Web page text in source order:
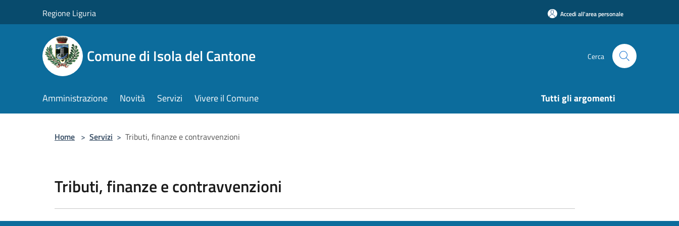
Regione Liguria Accedi all'area personale
Comune di Isola del Cantone Cerca
Amministrazione Novità Servizi Vivere il Comune Tutti gli argomenti
Home > Servizi > Tributi, finanze e contravvenzioni
Tributi, finanze e contravvenzioni